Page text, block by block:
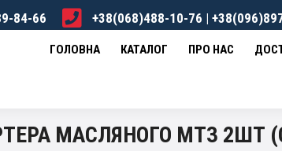
84-66 +38(068)488-10-76 |
ГОЛОВНА КАТАЛОГ ПРО НАС
МАСЛЯНОГО МТЗ 2ШТ
ПРО НАС ДОСТАВКА ТА ОПЛАТА ВІДГУКИ